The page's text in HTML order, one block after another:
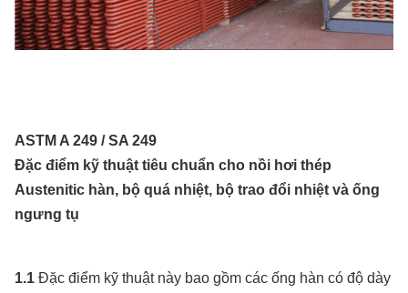
ASTM A 249 / SA 249
Đặc điểm kỹ thuật tiêu chuẩn cho nồi hơi thép
Austenitic hàn, bộ quá nhiệt, bộ trao đổi nhiệt và ống
ngưng tụ
1.1 Đặc điểm kỹ thuật này bao gồm các ống hàn có độ dày